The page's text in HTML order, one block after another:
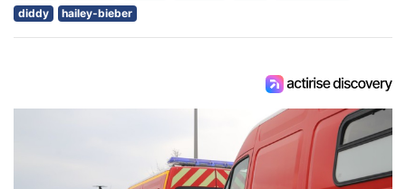
diddy
hailey-bieber